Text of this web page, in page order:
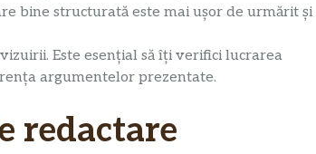
bine structurată este mai ușor de urmărit și
Este esențial să îți verifici lucrarea
argumentelor prezentate.
redactare